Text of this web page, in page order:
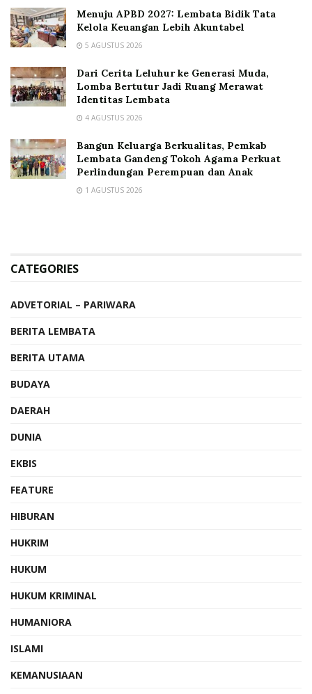
Menuju APBD 2027: Lembata Bidik Tata
Kelola Keuangan Lebih Akuntabel
5 AGUSTUS 2026
Dari Cerita Leluhur ke Generasi Muda,
Lomba Bertutur Jadi Ruang Merawat
Identitas Lembata
4 AGUSTUS 2026
Bangun Keluarga Berkualitas, Pemkab
Lembata Gandeng Tokoh Agama Perkuat
Perlindungan Perempuan dan Anak
1 AGUSTUS 2026
CATEGORIES
ADVETORIAL – PARIWARA
BERITA LEMBATA
BERITA UTAMA
BUDAYA
DAERAH
DUNIA
EKBIS
FEATURE
HIBURAN
HUKRIM
HUKUM
HUKUM KRIMINAL
HUMANIORA
ISLAMI
KEMANUSIAAN